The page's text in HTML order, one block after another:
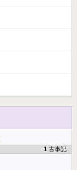
1 古事記